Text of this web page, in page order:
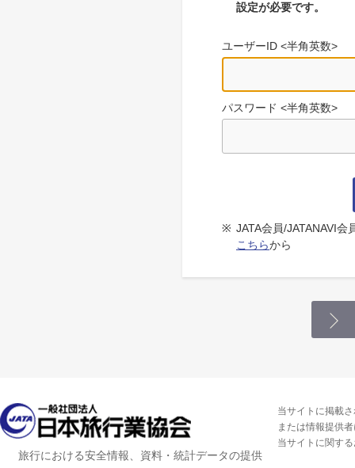
設定が必要です。
ユーザーID <半角英数>
パスワード <半角英数>
※ JATA会員/JATANAVI
こちらから
旅行における安全情報、資料・統計データの提供
当サイトに掲載
または情報提供
当サイトに関す